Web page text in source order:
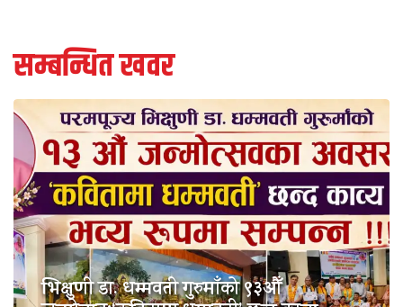
सम्बन्धित खवर
भिक्षुणी डा. धम्मवती गुरुमाँको ९३औँ